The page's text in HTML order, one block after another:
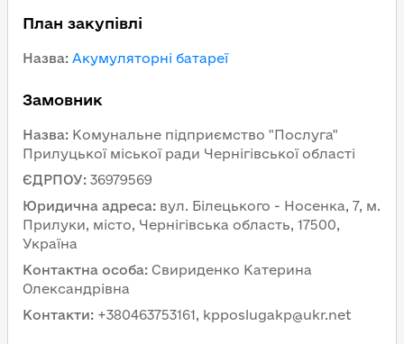
План закупівлі
Назва: Акумуляторні батареї
Замовник
Назва: Комунальне підприємство "Послуга"
Прилуцької міської ради Чернігівської області
ЄДРПОУ: 36979569
Юридична адреса: вул. Білецького - Носенка, 7, м.
Прилуки, місто, Чернігівська область, 17500,
Україна
Контактна особа: Свириденко Катерина
Олександрівна
Контакти: +380463753161, kpposlugakp@ukr.net